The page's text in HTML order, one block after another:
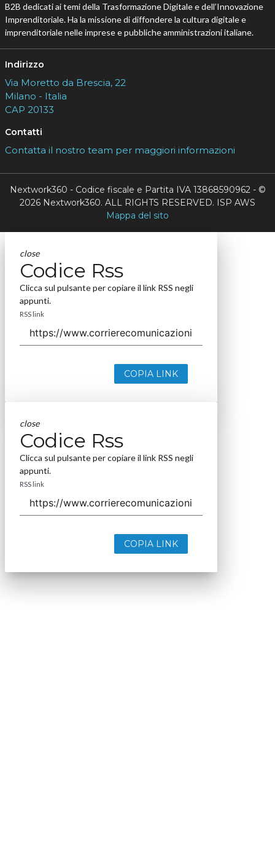
B2B dedicati ai temi della Trasformazione Digitale e dell’Innovazione
Imprenditoriale. Ha la missione di diffondere la cultura digitale e
imprenditoriale nelle imprese e pubbliche amministrazioni italiane.
Indirizzo
Via Moretto da Brescia, 22
Milano - Italia
CAP 20133
Contatti
Contatta il nostro team per maggiori informazioni
Nextwork360 - Codice fiscale e Partita IVA 13868590962 - ©
2026 Nextwork360. ALL RIGHTS RESERVED. ISP AWS
Mappa del sito
close
Codice Rss
Clicca sul pulsante per copiare il link RSS negli
appunti.
RSS link
COPIA LINK
close
Codice Rss
Clicca sul pulsante per copiare il link RSS negli
appunti.
RSS link
COPIA LINK